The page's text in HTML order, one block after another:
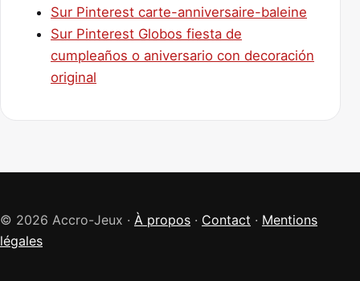
Sur Pinterest carte-anniversaire-baleine
Sur Pinterest Globos fiesta de
cumpleaños o aniversario con decoración
original
© 2026 Accro-Jeux · À propos · Contact · Mentions
légales